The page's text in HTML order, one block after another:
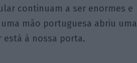
continuam a ser enormes e
mão portuguesa abriu uma
está à nossa porta.